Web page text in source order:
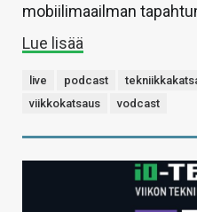
mobiilimaailman
Lue lisää
live podcast
viikkokatsaus
vodcast